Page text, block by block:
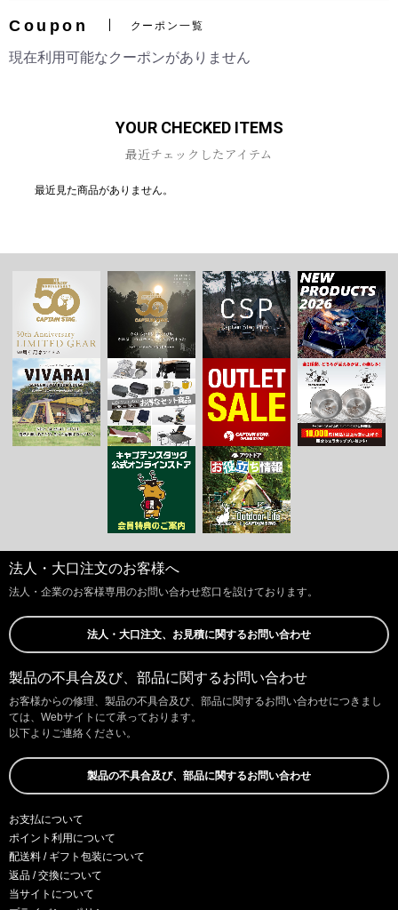
Coupon クーポン一覧
現在利用可能なクーポンがありません
YOUR CHECKED ITEMS
最近チェックしたアイテム
最近見た商品がありません。
法人・大口注文のお客様へ
法人・企業のお客様専用のお問い合わせ窓口を設けております。
法人・大口注文、お見積に関するお問い合わせ
製品の不具合及び、部品に関するお問い合わせ
お客様からの修理、製品の不具合及び、部品に関するお問い合わせにつきまし
ては、Webサイトにて承っております。
以下よりご連絡ください。
製品の不具合及び、部品に関するお問い合わせ
お支払について
ポイント利用について
配送料 / ギフト包装について
返品 / 交換について
当サイトについて